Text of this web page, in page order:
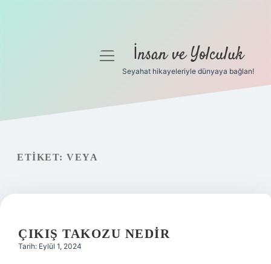
Gizlilik Politikası
menüyü İnsan ve Yolculuk
Seyahat hikayeleriyle dünyaya bağlan!
ETIKET: VEYA
ÇIKIŞ TAKOZU NEDIR
Tarih: Eylül 1, 2024